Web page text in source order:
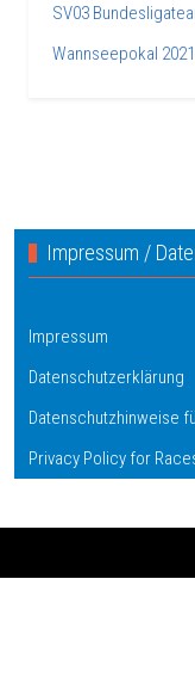
SV03
Wannseepokal 2021
Impressum /
Impressum
Datenschutzerklärung
Datenschutzhinweise
Privacy Policy for